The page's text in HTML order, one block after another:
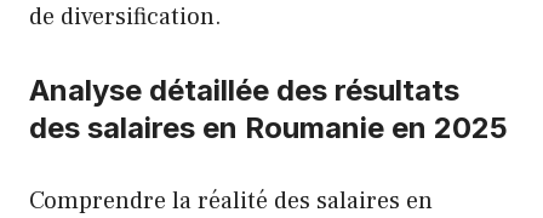
de diversification.
Analyse détaillée des résultats
des salaires en Roumanie en 2025
Comprendre la réalité des salaires en